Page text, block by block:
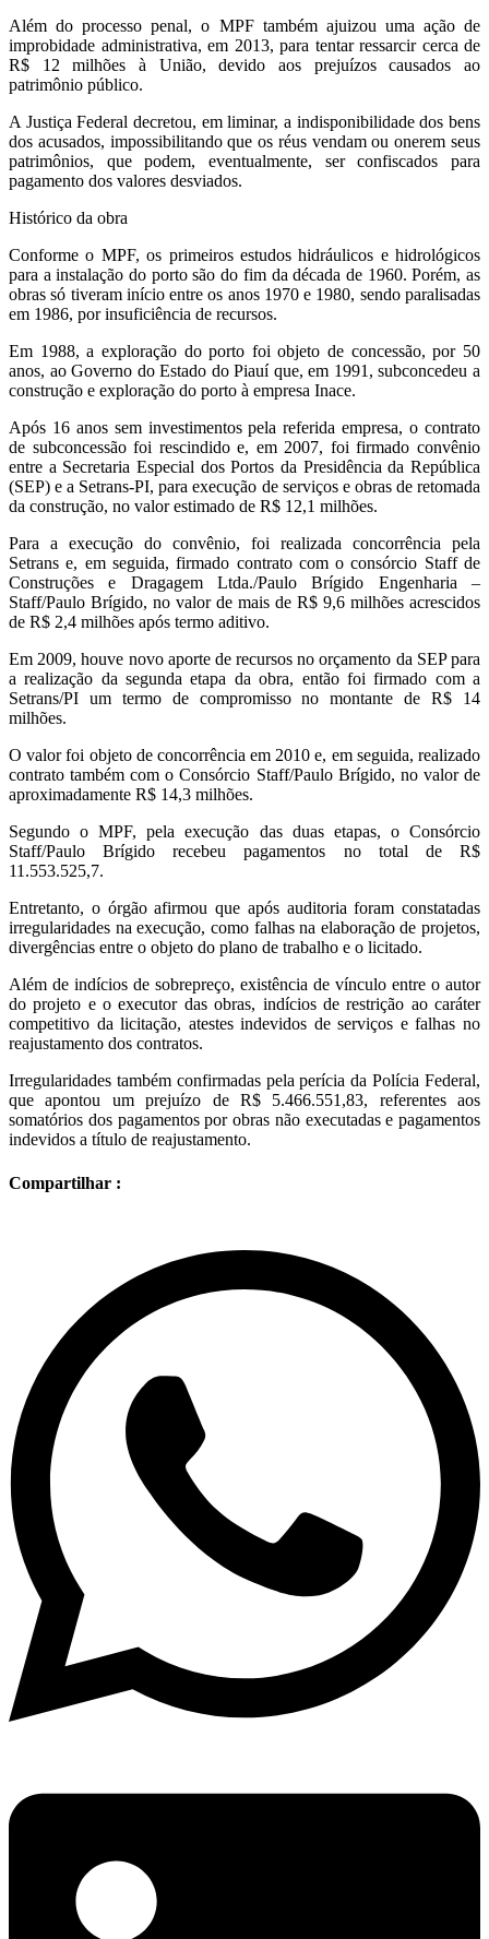
Além do processo penal, o MPF também ajuizou uma ação de
improbidade administrativa, em 2013, para tentar ressarcir cerca de
R$ 12 milhões à União, devido aos prejuízos causados ao
patrimônio público.
A Justiça Federal decretou, em liminar, a indisponibilidade dos bens
dos acusados, impossibilitando que os réus vendam ou onerem seus
patrimônios, que podem, eventualmente, ser confiscados para
pagamento dos valores desviados.
Histórico da obra
Conforme o MPF, os primeiros estudos hidráulicos e hidrológicos
para a instalação do porto são do fim da década de 1960. Porém, as
obras só tiveram início entre os anos 1970 e 1980, sendo paralisadas
em 1986, por insuficiência de recursos.
Em 1988, a exploração do porto foi objeto de concessão, por 50
anos, ao Governo do Estado do Piauí que, em 1991, subconcedeu a
construção e exploração do porto à empresa Inace.
Após 16 anos sem investimentos pela referida empresa, o contrato
de subconcessão foi rescindido e, em 2007, foi firmado convênio
entre a Secretaria Especial dos Portos da Presidência da República
(SEP) e a Setrans-PI, para execução de serviços e obras de retomada
da construção, no valor estimado de R$ 12,1 milhões.
Para a execução do convênio, foi realizada concorrência pela
Setrans e, em seguida, firmado contrato com o consórcio Staff de
Construções e Dragagem Ltda./Paulo Brígido Engenharia –
Staff/Paulo Brígido, no valor de mais de R$ 9,6 milhões acrescidos
de R$ 2,4 milhões após termo aditivo.
Em 2009, houve novo aporte de recursos no orçamento da SEP para
a realização da segunda etapa da obra, então foi firmado com a
Setrans/PI um termo de compromisso no montante de R$ 14
milhões.
O valor foi objeto de concorrência em 2010 e, em seguida, realizado
contrato também com o Consórcio Staff/Paulo Brígido, no valor de
aproximadamente R$ 14,3 milhões.
Segundo o MPF, pela execução das duas etapas, o Consórcio
Staff/Paulo Brígido recebeu pagamentos no total de R$
11.553.525,7.
Entretanto, o órgão afirmou que após auditoria foram constatadas
irregularidades na execução, como falhas na elaboração de projetos,
divergências entre o objeto do plano de trabalho e o licitado.
Além de indícios de sobrepreço, existência de vínculo entre o autor
do projeto e o executor das obras, indícios de restrição ao caráter
competitivo da licitação, atestes indevidos de serviços e falhas no
reajustamento dos contratos.
Irregularidades também confirmadas pela perícia da Polícia Federal,
que apontou um prejuízo de R$ 5.466.551,83, referentes aos
somatórios dos pagamentos por obras não executadas e pagamentos
indevidos a título de reajustamento.
Compartilhar :